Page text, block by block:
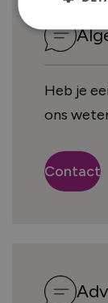
Heb je
ons
Contact